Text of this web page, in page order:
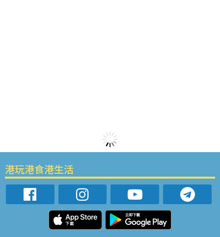
港玩港食港生活